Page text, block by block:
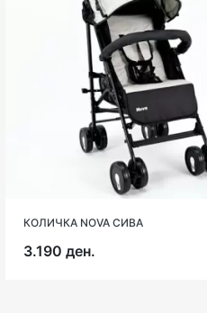
КОЛИЧКА NOVA СИВА
3.190 ден.